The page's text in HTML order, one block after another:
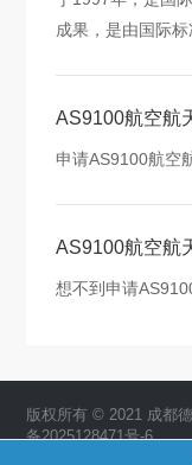
成果，是由国际
AS9100航空航
申请AS9100航空
AS9100航空航
想不到申请
版权所有 © 2021 成都
备2025128471号-6